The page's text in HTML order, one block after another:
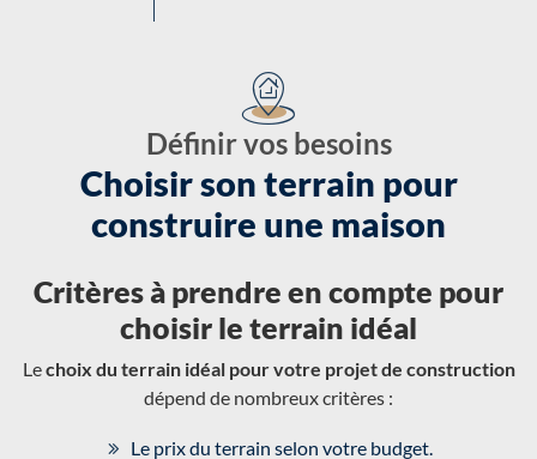
Définir vos besoins
Choisir son terrain pour
construire une maison
Critères à prendre en compte pour
choisir le terrain idéal
Lechoix du terrain idéal pour votre projet de construction
dépend de nombreux critères :
Le prix du terrain selon votre budget.